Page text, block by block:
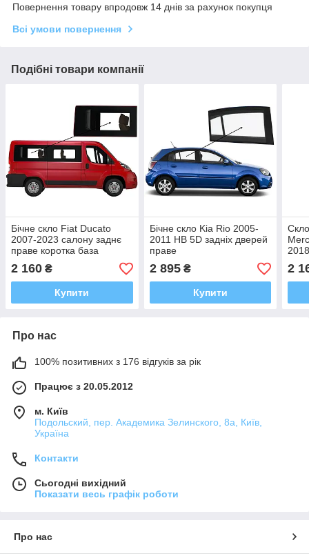
Повернення товару впродовж 14 днів за рахунок покупця
Всі умови повернення
Подібні товари компанії
Бічне скло Fiat Ducato
2007-2023 салону заднє
праве коротка база
2 160 ₴
Купити
Бічне скло Kia Rio 2005-
2011 HB 5D задніх дверей
праве
2 895₴
Купити
2
Про нас
100% позитивних з 176 відгуків за рік
Працює з 20.05.2012
м. Київ
Подольский, пер. Академика Зелинского, 8а, Київ,
Україна
Контакти
Сьогодні вихідний
Показати весь графік роботи
Про нас